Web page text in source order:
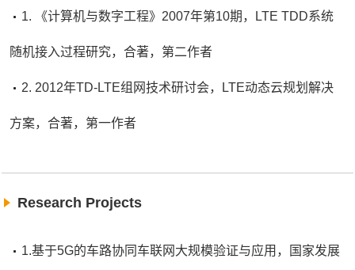
1. 《计算机与数字工程》2007年第10期，LTE TDD系统
随机接入过程研究，合著，第二作者
2. 2012年TD-LTE组网技术研讨会，LTE动态云规划解决
方案，合著，第一作者
Research Projects
1.基于5G的车路协同车联网大规模验证与应用，国家发展